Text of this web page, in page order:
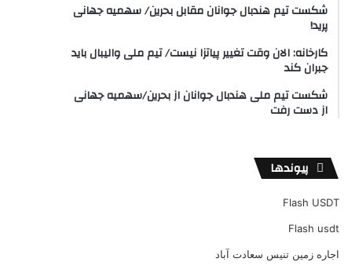
شکست تیم هندبال جوانان مقابل بحرین/ سهمیه جهانی
پرید!
کارخانه: الان وقت تغییر پیاتزا نیست/ تیم ملی والیبال باید
جبران کند
شکست تیم ملی هندبال جوانان از بحرین/سهمیه جهانی
از دست رفت
پیوندها
Flash USDT
Flash usdt
اجاره زمین تنیس سعادت آباد